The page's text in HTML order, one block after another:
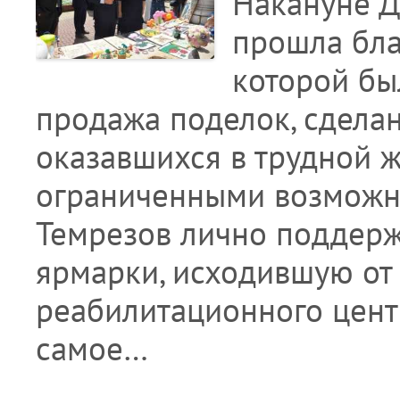
прошла
которой
продажа поделок,
оказавшихся в трудной
ограниченными
Темрезов лично
ярмарки, исходившую
реабилитационного
самое…